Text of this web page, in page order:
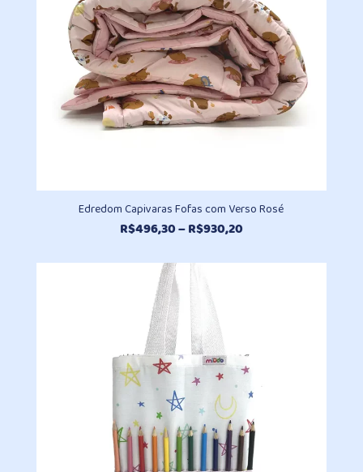
Edredom Capivaras Fofas com Verso Rosé
R$496,30–R$930,20Faixa
preço: